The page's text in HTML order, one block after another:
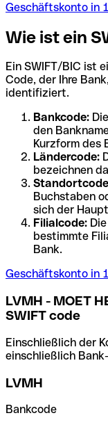
Geschäftskonto in
Wie ist ein
Ein SWIFT/BIC ist
Code, der Ihre
identifiziert.
Bankcode:
den
Kurzform des
Ländercode:
bezeichnen
Buchstaben
sich der
Filialcode:
bestimmte
Bank.
Geschäftskonto in
LVMH - MOET
SWIFT code
Einschließlich der
einschließlich
LVMH
Bankcode